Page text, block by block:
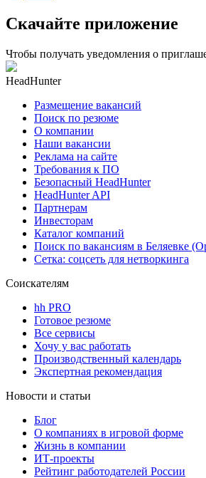
Скачайте приложение
Чтобы получать уведомления о
HeadHunter
Размещение вакансий
Поиск по резюме
О компании
Наши вакансии
Реклама на сайте
Требования к ПО
Безопасный HeadHunter
HeadHunter API
Партнерам
Инвесторам
Каталог компаний
Поиск по вакансиям в Беляевке
Сетка: соцсеть для нетворкинга
Соискателям
hh PRO
Готовое резюме
Все сервисы
Хочу у вас работать
Производственный календарь
Экспертная рекомендация
Новости и статьи
Блог
О компаниях в игровой форме
Жизнь в компании
ИТ-проекты
Рейтинг работодателей России